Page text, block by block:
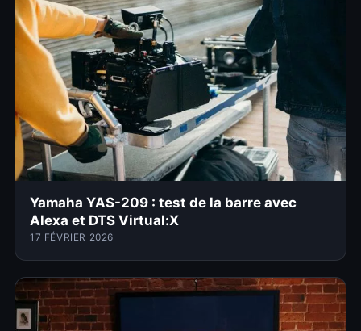
Yamaha YAS-209 : test de la barre avec
Alexa et DTS Virtual:X
17 FÉVRIER 2026